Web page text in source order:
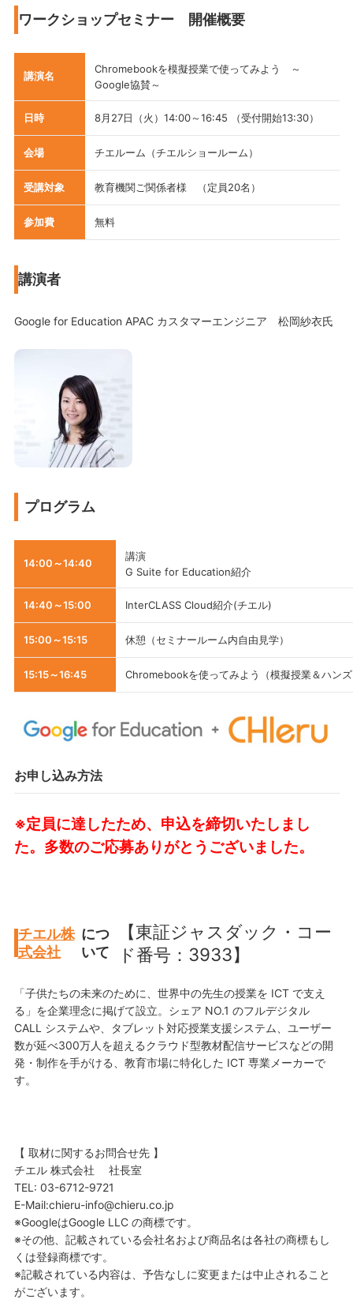
ワークショップセミナー 開催概要
講演名
Chromebookを模擬授業で使ってみよう ～
Google協賛～
日時 8月27日（火）14:00～16:45 （受付開始13:30）
会場 チエルーム（チエルショールーム）
受講対象 教育機関ご関係者様 （定員20名）
参加費 無料
講演者
Google for Education APAC カスタマーエンジニア 松岡紗衣氏
プログラム
14:00～14:40
講演
G Suite for Education紹介
14:40～15:00 InterCLASS Cloud紹介(チエル)
15:00～15:15 休憩（セミナールーム内自由見学）
15:15～16:45 Chromebookを使ってみよう（模擬授業＆ハン
お申し込み方法
※定員に達したため、申込を締切いたしまし
た。多数のご応募ありがとうございました。
チエル株
式会社
につ
いて
【東証ジャスダック・コー
ド番号：3933】
「子供たちの未来のために、世界中の先生の授業を ICT で支え
る」を企業理念に掲げて設立。シェア NO.1 のフルデジタル
CALL システムや、タブレット対応授業支援システム、ユーザー
数が延べ300万人を超えるクラウド型教材配信サービスなどの開
発・制作を手がける、教育市場に特化した ICT 専業メーカーで
す。
【 取材に関するお問合せ先 】
チエル 株式会社 社長室
TEL: 03-6712-9721
E-Mail:chieru-info@chieru.co.jp
※GoogleはGoogle LLC の商標です。
※その他、記載されている会社名および商品名は各社の商標もし
くは登録商標です。
※記載されている内容は、予告なしに変更または中止されること
がございます。